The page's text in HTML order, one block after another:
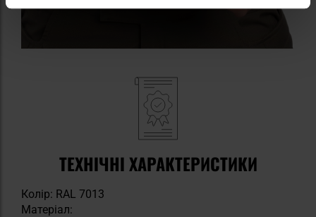
ТЕХНІЧНІ ХАРАКТЕРИСТИКИ
Колір: RAL 7013
​​​​​​​Матеріал: